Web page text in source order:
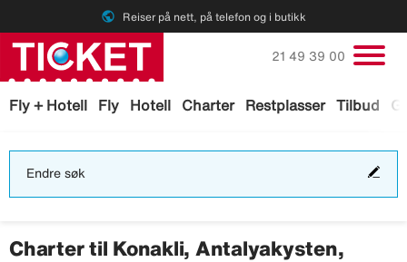
public Reiser på nett, på telefon og i butikk
Fly + Hotell Fly Hotell Charter Restplasser Tilbud
Ring oss på
21 49 39 00
Endre søk
Charter til Konakli, Antalyakysten,